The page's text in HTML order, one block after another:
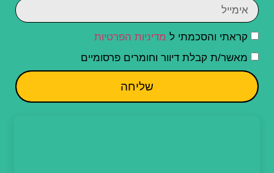
קראתי והסכמתי ל מדיניות הפרטיות
מאשר/ת קבלת דיוור וחומרים פרסומיים
שליחה